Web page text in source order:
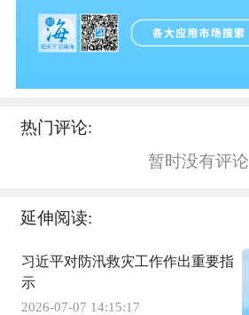
热门评论:
暂时没有评论
延伸阅读:
习近平对防汛救灾工作作出重要指
示
2026-07-07 14:15:17